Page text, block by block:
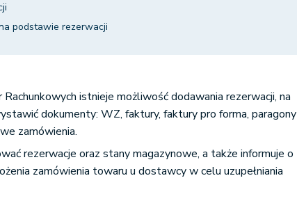
podstawie rezerwacji
Rachunkowychistnieje możliwość dodawania rezerwacji, na
dokumenty: WZ, faktury, faktury pro forma, paragony
zamówienia.
rezerwacje oraz stany magazynowe, a także informuje o
zamówienia towaru u dostawcy w celu uzupełniania